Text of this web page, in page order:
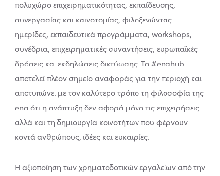
πολυχώρο επιχειρηματικότητας, εκπαίδευσης,
συνεργασίας και καινοτομίας, φιλοξενώντας
ημερίδες, εκπαιδευτικά προγράμματα, workshops,
συνέδρια, επιχειρηματικές συναντήσεις, ευρωπαϊκές
δράσεις και εκδηλώσεις δικτύωσης. Το #enahub
αποτελεί πλέον σημείο αναφοράς για την περιοχή και
αποτυπώνει με τον καλύτερο τρόπο τη φιλοσοφία της
ena ότι η ανάπτυξη δεν αφορά μόνο τις επιχειρήσεις
αλλά και τη δημιουργία κοινοτήτων που φέρνουν
κοντά ανθρώπους, ιδέες και ευκαιρίες.
Η αξιοποίηση των χρηματοδοτικών εργαλείων από την